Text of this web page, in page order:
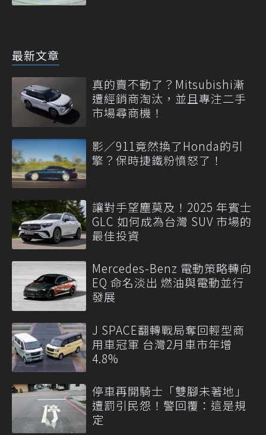
最新文章
真的賣不動了？Mitsubishi漸
遭經銷商淘汰，並且專注二手
市場尋商機！
影／911竟然換了Honda的引
擎？保時捷鐵粉憤怒了！
讓對手望塵莫及！2025 年賓士
GLC 如何成為台灣 SUV 市場的
最佳投資
Mercedes-Benz 電動策略轉向
EQ 命名淡出 燃油與電動並行
發展
J SPACE翻轉戰局奪回輕型商
用車冠軍 台灣2月車市年增
4.8%
停車再開騎士「雙腳未著地」
遭罰引民怨！警回覆：這是規
定